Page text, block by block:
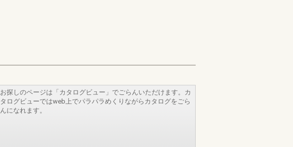
お探しのページは「カタログビュー」でごらんいただけます。カ
タログビューではweb上でパラパラめくりながらカタログをごら
んになれます。